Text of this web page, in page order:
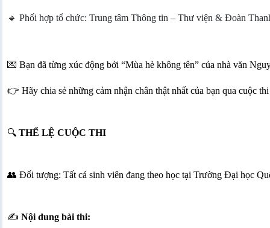
🔹 Phối hợp tổ chức: Trung tâm Thông tin – Thư viện & Đoàn
💌 Bạn đã từng xúc động bởi “Mùa hè không tên” của nhà văn
👉 Hãy chia sẻ những cảm nhận chân thật nhất của bạn qua cuộc
🔍 THỂ LỆ CUỘC THI
👥 Đối tượng: Tất cả sinh viên đang theo học tại Trường Đại học
✍️ Nội dung bài thi: